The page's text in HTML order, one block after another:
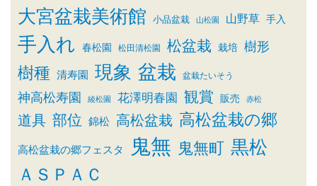
大宮盆栽美術館 小品盆栽 山松園 山野草 手入
手入れ 春松園 松田清松園 松盆栽 栽培 樹形
樹種 清寿園 現象 盆栽 盆栽たいそう
神高松寿園 綾松園 花澤明春園 観賞 販売 赤松
道具 部位 錦松 高松盆栽 高松盆栽の郷
高松盆栽の郷フェスタ 鬼無 鬼無町 黒松
ＡＳＰＡＣ